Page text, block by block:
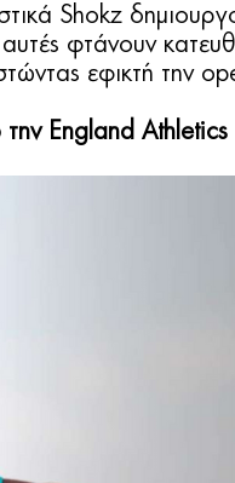
Shokz
φτάνουν
εφικτή την
την England Athletics